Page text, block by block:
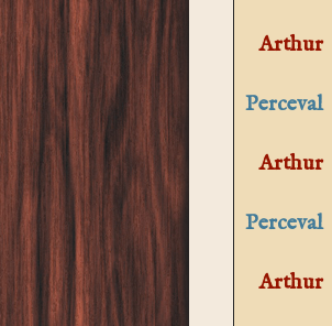
Arthur
Perceval
Arthur
Perceval
Arthur